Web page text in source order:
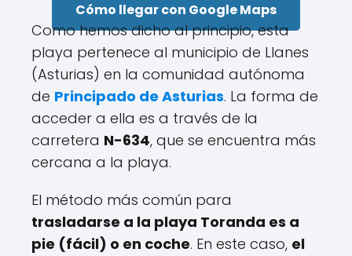
Cómo llegar con Google Maps
Como hemos dicho al principio, esta
playa pertenece al municipio de Llanes
(Asturias) en la comunidad autónoma
de Principado de Asturias. La forma de
acceder a ella es a través de la
carretera N-634, que se encuentra más
cercana a la playa.
El método más común para
trasladarse a la playa Toranda es a
pie (fácil) o en coche. En este caso, el